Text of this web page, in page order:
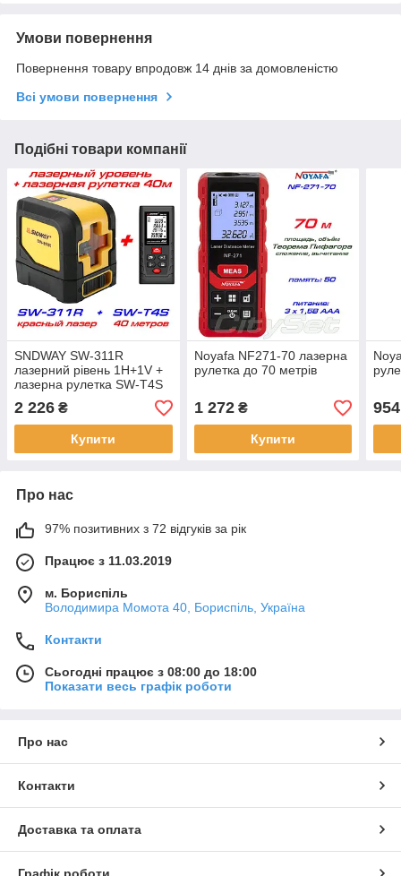
Умови повернення
Повернення товару впродовж 14 днів за домовленістю
Всі умови повернення
Подібні товари компанії
SNDWAY SW-311R
лазерний рівень 1H+1V +
лазерна рулетка SW-T4S
2 226 ₴
Купити
Noyafa NF271-70 лазерна
рулетка до 70 метрів
1 272₴
Купити
954
Про нас
97% позитивних з 72 відгуків за рік
Працює з 11.03.2019
м. Бориспіль
Володимира Момота 40, Бориспіль, Україна
Контакти
Сьогодні працює з 08:00 до 18:00
Показати весь графік роботи
Про нас
Контакти
Доставка та оплата